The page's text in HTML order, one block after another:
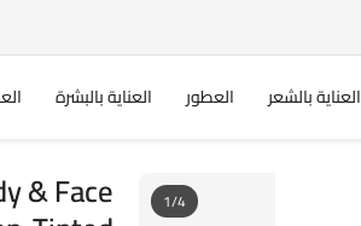
العناية بالشعر العطور العناية بالبشرة
1/4
& Face